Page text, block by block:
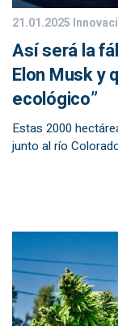
21.01.2025
Así será la
Elon Musk y
ecológico”
Estas 2000
junto al río